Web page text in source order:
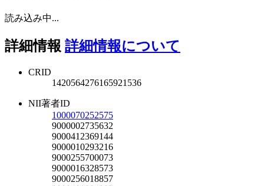
読み込み中...
詳細情報 詳細情報について
CRID
1420564276165921536
NII著者ID
1000070252575
9000002735632
9000412369144
9000010293216
9000255700073
9000016328573
9000256018857